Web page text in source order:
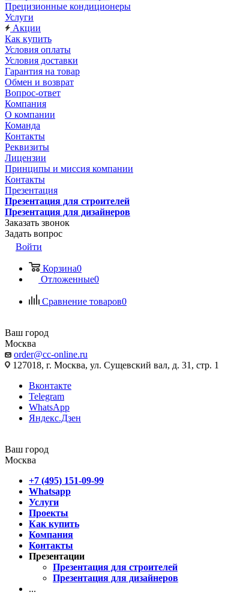
Прецизионные кондиционеры
Услуги
Акции
Как купить
Условия оплаты
Условия доставки
Гарантия на товар
Обмен и возврат
Вопрос-ответ
Компания
О компании
Команда
Контакты
Реквизиты
Лицензии
Принципы и миссия компании
Контакты
Презентация
Презентация для строителей
Презентация для дизайнеров
Заказать звонок
Задать вопрос
Войти
Корзина0
Отложенные0
Сравнение товаров0
Ваш город
Москва
order@cc-online.ru
127018, г. Москва, ул. Сущевский вал, д. 31, стр. 1
Вконтакте
Telegram
WhatsApp
Яндекс.Дзен
Ваш город
Москва
+7 (495) 151-09-99
Whatsapp
Услуги
Проекты
Как купить
Компания
Контакты
Презентации
Презентация для строителей
Презентация для дизайнеров
...